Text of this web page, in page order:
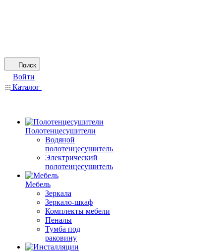
Поиск
Войти
Каталог
Полотенцесушители
Водяной
полотенцесушитель
Электрический
полотенцесушитель
Мебель
Зеркала
Зеркало-шкаф
Комплекты мебели
Пеналы
Тумба под
раковину